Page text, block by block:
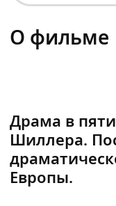
О фильме
Драма в
Шиллера.
Европы.